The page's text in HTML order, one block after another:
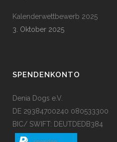
Kalenderwettbewerb 2025
3. Oktober 2025
SPENDENKONTO
Denia Dogs e.V.
DE 29384700240 080533300
BIC/ SWIFT: DEUTDEDB384